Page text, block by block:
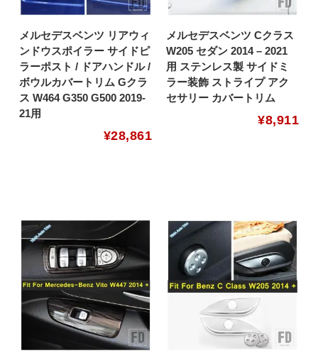
メルセデスベンツ リアウィ
ンドウスポイラー サイドピ
ラーポスト / ドアハンドル /
ボウルカバートリム Gクラ
ス W464 G350 G500 2019-
21用
¥28,861
メルセデスベンツ Cクラス
W205 セダン 2014 – 2021
用 ステンレス製 サイドミ
ラー装飾 ストライプ アク
セサリー カバートリム
¥8,911